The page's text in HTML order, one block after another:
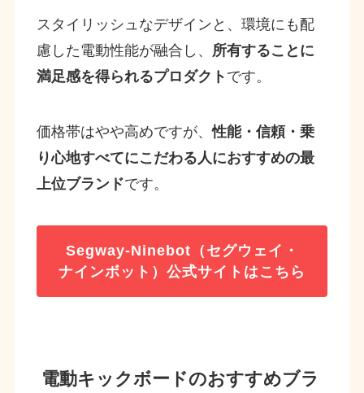
スタイリッシュなデザインと、環境にも配
慮した電動性能が融合し、
所有することに
満足感を得られるプロダクト です。
価格帯はやや高めですが、性能・信頼・乗
り心地すべてにこだわる人におすすめの最
上位ブランドです。
Segway-Ninebot（セグウェイ・
ナインボット）公式サイトはこちら
電動キックボードのおすすめブラ